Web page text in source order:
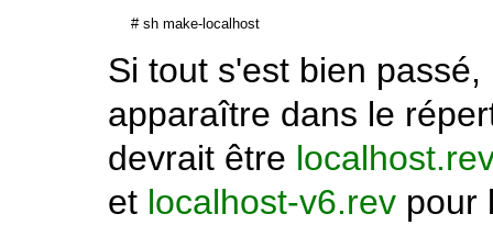
# sh make-localhost
Si tout s'est bien
apparaître dans le
devrait être
et localhost-v6.rev pour